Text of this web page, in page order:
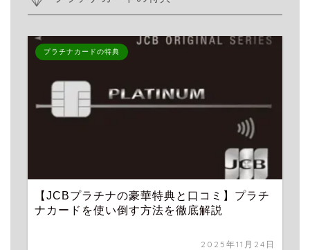
プラチナカードの特典
【JCBプラチナの豪華特典と口コミ】プラチ
ナカードを使い倒す方法を徹底解説
2025年11月24日